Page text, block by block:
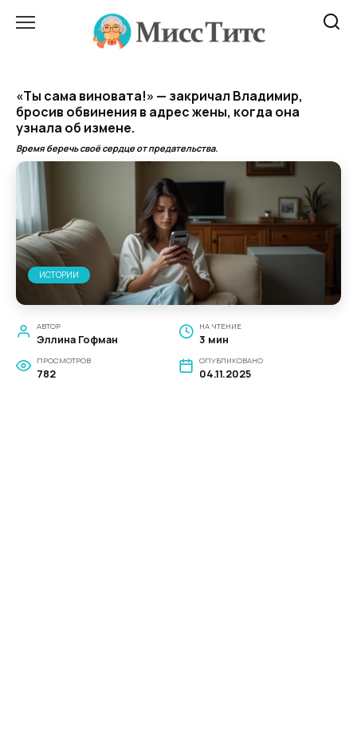
«Ты сама виновата!» — закричал Владимир,
бросив обвинения в адрес жены, когда она
узнала об измене.
Время беречь своё сердце от предательства.
ИСТОРИИ
АВТОР
Эллина Гофман
НА ЧТЕНИЕ
3 мин
ПРОСМОТРОВ
782
ОПУБЛИКОВАНО
04.11.2025